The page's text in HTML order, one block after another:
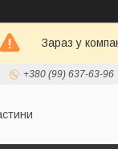
Зараз у
+380 (99) 637-63-96